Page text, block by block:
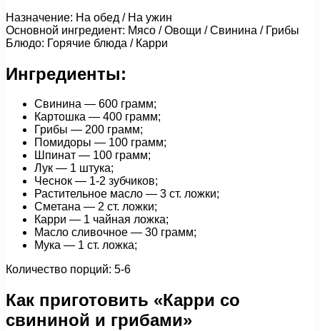
Назначение: На обед / На ужин
Основной ингредиент: Мясо / Овощи / Свинина / Грибы
Блюдо: Горячие блюда / Карри
Ингредиенты:
Свинина — 600 грамм;
Картошка — 400 грамм;
Грибы — 200 грамм;
Помидоры — 100 грамм;
Шпинат — 100 грамм;
Лук — 1 штука;
Чеснок — 1-2 зубчиков;
Растительное масло — 3 ст. ложки;
Сметана — 2 ст. ложки;
Карри — 1 чайная ложка;
Масло сливочное — 30 грамм;
Мука — 1 ст. ложка;
Количество порций: 5-6
Как приготовить «Карри со
свининой и грибами»